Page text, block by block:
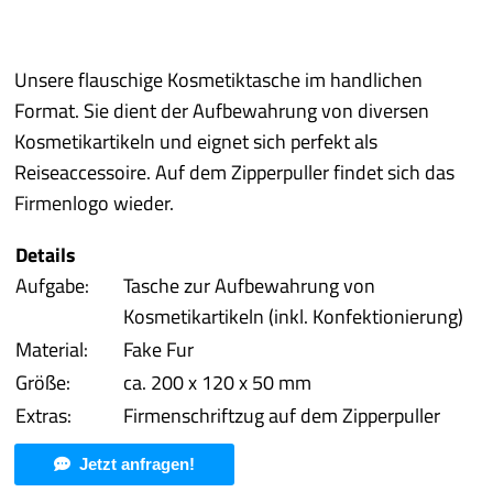
Prototyping
Qualität/Umwelt
mehr
Unsere flauschige Kosmetiktasche im handlichen
Format. Sie dient der Aufbewahrung von diversen
Kosmetikartikeln und eignet sich perfekt als
Reiseaccessoire. Auf dem Zipperpuller findet sich das
Firmenlogo wieder.
Details
Aufgabe:
Tasche zur Aufbewahrung von
Kosmetikartikeln (inkl. Konfektionierung)
Material:
Fake Fur
Größe:
ca. 200 x 120 x 50 mm
Extras:
Firmenschriftzug auf dem Zipperpuller
Jetzt anfragen!